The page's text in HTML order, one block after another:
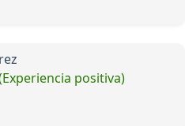
positiva)